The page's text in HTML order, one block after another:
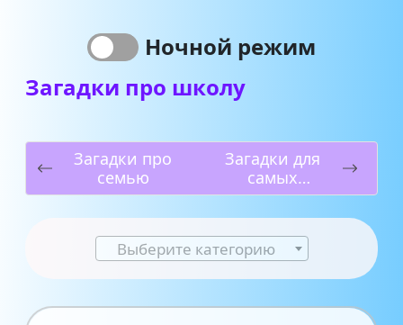
Ночной режим
Загадки про школу
Загадки про
семью
Загадки для
самых
маленьких
Выберите категорию